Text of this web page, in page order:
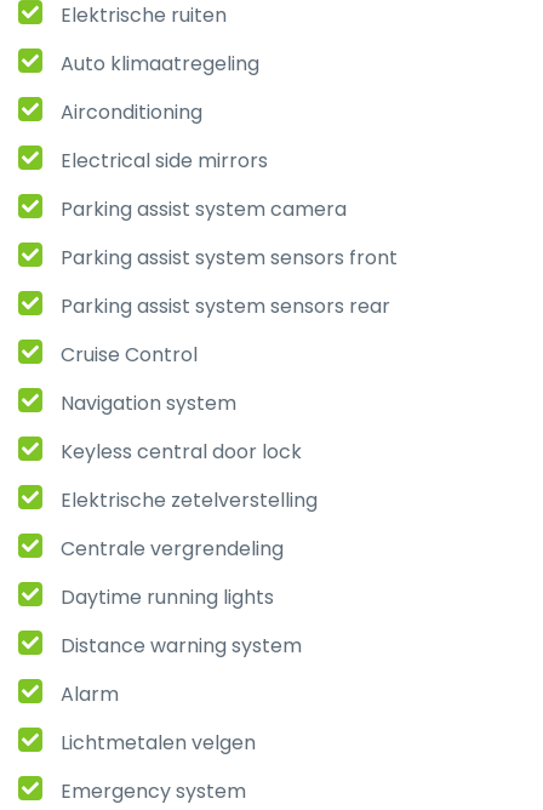
Elektrische ruiten
Auto klimaatregeling
Airconditioning
Electrical side mirrors
Parking assist system camera
Parking assist system sensors front
Parking assist system sensors rear
Cruise Control
Navigation system
Keyless central door lock
Elektrische zetelverstelling
Centrale vergrendeling
Daytime running lights
Distance warning system
Alarm
Lichtmetalen velgen
Emergency system